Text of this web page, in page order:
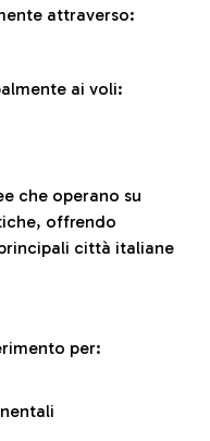
attraverso:
ai voli:
che operano su
offrendo
città italiane
per: